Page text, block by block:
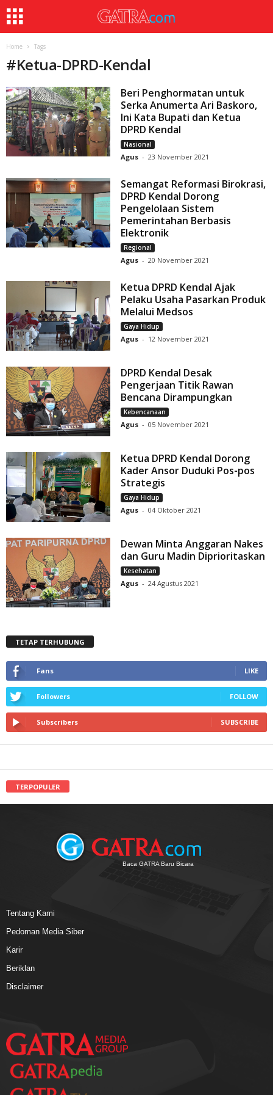
Home Tags
#Ketua-DPRD-Kendal
Beri Penghormatan untuk
Serka Anumerta Ari Baskoro,
Ini Kata Bupati dan Ketua
DPRD Kendal
Nasional
Agus - 23 November 2021
Semangat Reformasi Birokrasi,
DPRD Kendal Dorong
Pengelolaan Sistem
Pemerintahan Berbasis
Elektronik
Regional
Agus - 20 November 2021
Ketua DPRD Kendal Ajak
Pelaku Usaha Pasarkan Produk
Melalui Medsos
Gaya Hidup
Agus - 12 November 2021
DPRD Kendal Desak
Pengerjaan Titik Rawan
Bencana Dirampungkan
Kebencanaan
Agus - 05 November 2021
Ketua DPRD Kendal Dorong
Kader Ansor Duduki Pos-pos
Strategis
Gaya Hidup
Agus - 04 Oktober 2021
Dewan Minta Anggaran Nakes
dan Guru Madin Diprioritaskan
Kesehatan
Agus - 24 Agustus 2021
TETAP TERHUBUNG
Fans LIKE
Followers FOLLOW
Subscribers SUBSCRIBE
TERPOPULER
Baca GATRA Baru Bicara
Tentang Kami
Pedoman Media Siber
Karir
Beriklan
Disclaimer